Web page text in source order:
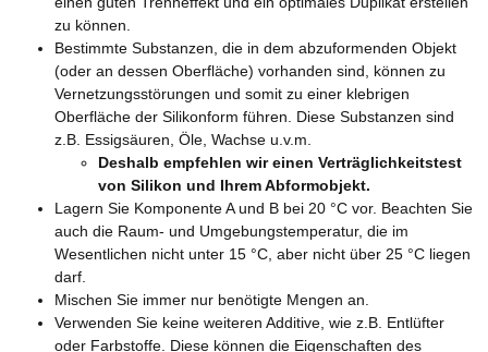
zu können.
Bestimmte Substanzen, die in dem abzuformenden Objekt
(oder an dessen Oberfläche) vorhanden sind, können zu
Vernetzungsstörungen und somit zu einer klebrigen
Oberfläche der Silikonform führen. Diese Substanzen sind
z.B. Essigsäuren, Öle, Wachse u.v.m.
Deshalb empfehlen wir einen Verträglichkeitstest
von Silikon und Ihrem Abformobjekt.
Lagern Sie Komponente A und B bei 20 °C vor. Beachten Sie
auch die Raum- und Umgebungstemperatur, die im
Wesentlichen nicht unter 15 °C, aber nicht über 25 °C liegen
darf.
Mischen Sie immer nur benötigte Mengen an.
Verwenden Sie keine weiteren Additive, wie z.B. Entlüfter
oder Farbstoffe. Diese können die Eigenschaften des